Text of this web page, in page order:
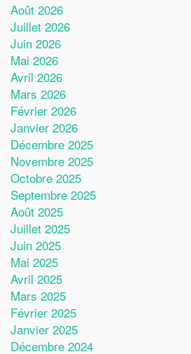
Août 2026
Juillet 2026
Juin 2026
Mai 2026
Avril 2026
Mars 2026
Février 2026
Janvier 2026
Décembre 2025
Novembre 2025
Octobre 2025
Septembre 2025
Août 2025
Juillet 2025
Juin 2025
Mai 2025
Avril 2025
Mars 2025
Février 2025
Janvier 2025
Décembre 2024